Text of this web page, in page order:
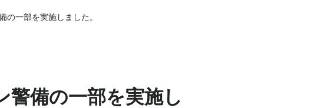
一部を実施しました。
備の一部を実施し